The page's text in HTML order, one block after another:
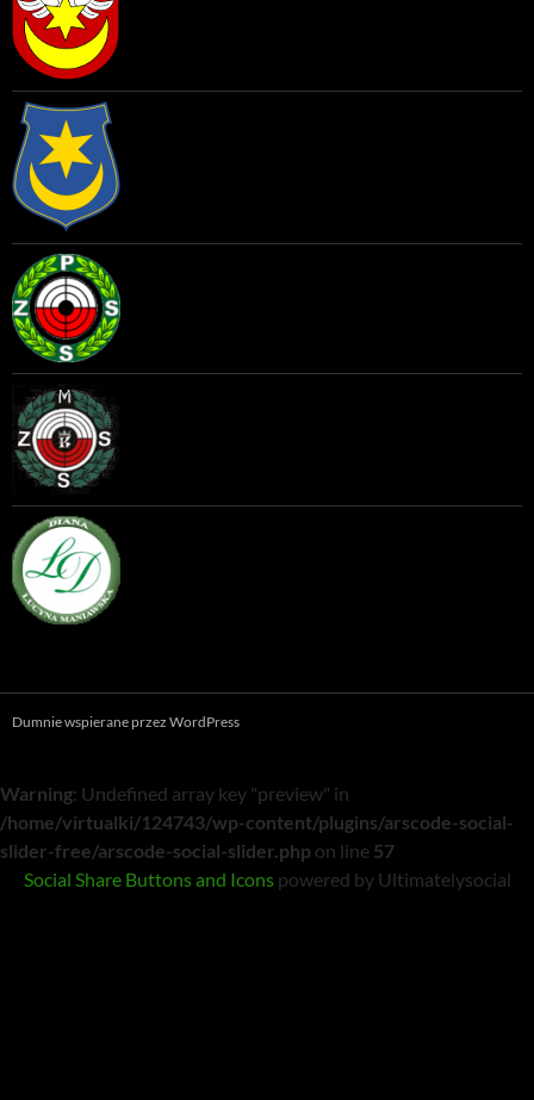
Dumnie wspierane przez WordPress
Warning: Undefined array key "preview" in
/home/virtualki/124743/wp-content/plugins/arscode-social-
slider-free/arscode-social-slider.php on line 57
Social Share Buttons and Iconspowered by Ultimatelysocial